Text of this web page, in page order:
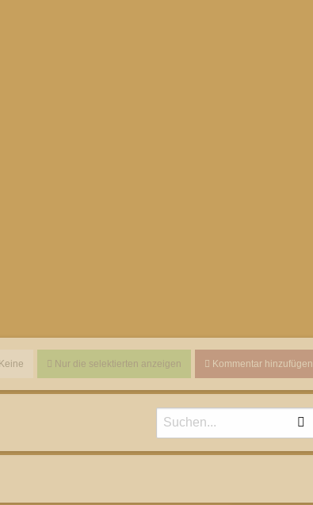
Keine Nur die selektierten anzeigen Kommentar hinzufügen